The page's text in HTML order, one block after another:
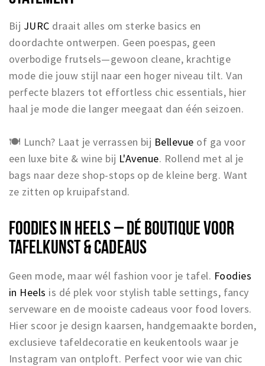
Bij JURC draait alles om sterke basics en
doordachte ontwerpen. Geen poespas, geen
overbodige frutsels—gewoon cleane, krachtige
mode die jouw stijl naar een hoger niveau tilt. Van
perfecte blazers tot effortless chic essentials, hier
haal je mode die langer meegaat dan één seizoen.
🍽 Lunch? Laat je verrassen bij Bellevue of ga voor
een luxe bite & wine bij L'Avenue. Rollend met al je
bags naar deze shop-stops op de kleine berg. Want
ze zitten op kruipafstand.
FOODIES IN HEELS – DÉ BOUTIQUE VOOR
TAFELKUNST & CADEAUS
Geen mode, maar wél fashion voor je tafel. Foodies
in Heels is dé plek voor stylish table settings, fancy
serveware en de mooiste cadeaus voor food lovers.
Hier scoor je design kaarsen, handgemaakte borden,
exclusieve tafeldecoratie en keukentools waar je
Instagram van ontploft. Perfect voor wie van chic